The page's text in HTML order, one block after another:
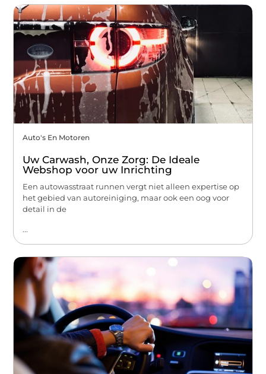
Auto's En Motoren
Uw Carwash, Onze Zorg: De Ideale
Webshop voor uw Inrichting
Een autowasstraat runnen vergt niet alleen expertise op
het gebied van autoreiniging, maar ook een oog voor
detail in de
...